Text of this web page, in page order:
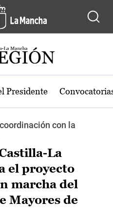
Presidente
con la
La
el proyecto
marcha del
Mayores de